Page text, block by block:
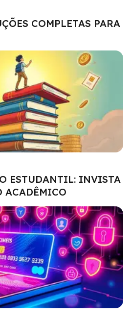
COMPLETAS PARA
ESTUDANTIL: INVISTA
ACADÊMICO